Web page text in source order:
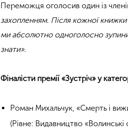
Переможця оголосив один із
захопленням. Після кожної
ми абсолютно одноголосно
знати».
Фіналісти премії «Зустріч» у
Роман Михальчук, «Смерть і
(Рівне: Видавництво «Волинські